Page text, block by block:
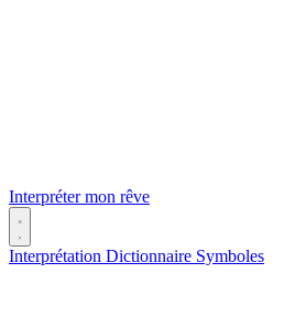
Interpréter mon rêve
Interprétation Dictionnaire Symboles